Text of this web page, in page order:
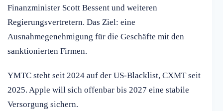
Finanzminister Scott Bessent und weiteren
Regierungsvertretern. Das Ziel: eine
Ausnahmegenehmigung für die Geschäfte mit den
sanktionierten Firmen.
YMTC steht seit 2024 auf der US-Blacklist, CXMT seit
2025. Apple will sich offenbar bis 2027 eine stabile
Versorgung sichern.